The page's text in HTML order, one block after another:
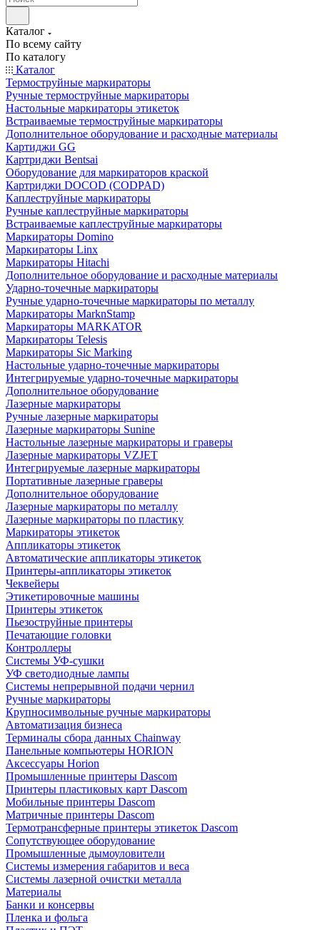
Каталог
По всему сайту
По каталогу
Каталог
Термоструйные маркираторы
Ручные термоструйные маркираторы
Настольные маркираторы этикеток
Встраиваемые термоструйные маркираторы
Дополнительное оборудование и расходные материалы
Картиджи GG
Картриджи Bentsai
Оборудование для маркираторов краской
Картриджи DOCOD (CODPAD)
Каплеструйные маркираторы
Ручные каплеструйные маркираторы
Встраиваемые каплеструйные маркираторы
Маркираторы Domino
Маркираторы Linx
Маркираторы Hitachi
Дополнительное оборудование и расходные материалы
Ударно-точечные маркираторы
Ручные ударно-точечные маркираторы по металлу
Маркираторы MarknStamp
Маркираторы MARKATOR
Маркираторы Telesis
Маркираторы Sic Marking
Настольные ударно-точечные маркираторы
Интегрируемые ударно-точечные маркираторы
Дополнительное оборудование
Лазерные маркираторы
Ручные лазерные маркираторы
Лазерные маркираторы Sunine
Настольные лазерные маркираторы и граверы
Лазерные маркираторы VZJET
Интегрируемые лазерные маркираторы
Портативные лазерные граверы
Дополнительное оборудование
Лазерные маркираторы по металлу
Лазерные маркираторы по пластику
Маркираторы этикеток
Аппликаторы этикеток
Автоматические аппликаторы этикеток
Принтеры-аппликаторы этикеток
Чеквейеры
Этикетировочные машины
Принтеры этикеток
Пьезоструйные принтеры
Печатающие головки
Контроллеры
Системы УФ-сушки
УФ светодиодные лампы
Системы непрерывной подачи чернил
Ручные маркираторы
Крупносимвольные ручные маркираторы
Автоматизация бизнеса
Терминалы сбора данных Chainway
Панельные компьютеры HORION
Аксессуары Horion
Промышленные принтеры Dascom
Принтеры пластиковых карт Dascom
Мобильные принтеры Dascom
Матричные принтеры Dascom
Термотрансферные принтеры этикеток Dascom
Сопутствующее оборудование
Промышленные дымоуловители
Системы измерения габаритов и веса
Системы лазерной очистки металла
Материалы
Банки и консервы
Пленка и фольга